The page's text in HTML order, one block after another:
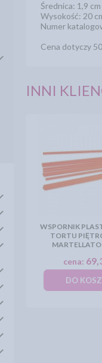
Średnica: 1,9 cm
Wysokość: 20
Numer
Cena dotyczy
INNI
WSPORNIK
TORTU
cena:
DO